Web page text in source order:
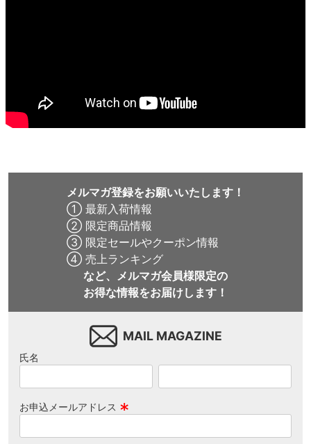
メルマガ登録をお願いいたします！
① 最新入荷情報
② 限定商品情報
③ 限定セールやクーポン情報
④ 売上ランキング
など、メルマガ会員様限定の
お得な情報をお届けします！
MAIL MAGAZINE
氏名
お申込メールアドレス